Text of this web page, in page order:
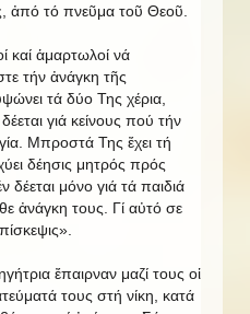
ἀπό τό πνεῦμα τοῦ Θεοῦ.
καί ἁμαρτωλοί νά
τήν ἀνάγκη τῆς
τά δύο Της χέρια,
γιά κείνους πού τήν
Μπροστά Της ἔχει τή
δέησις μητρός πρός
μόνο γιά τά παιδιά
ἀνάγκη τους. Γί αὐτό σε
ἔπαιρναν μαζί τους οἱ
τους στή νίκη, κατά